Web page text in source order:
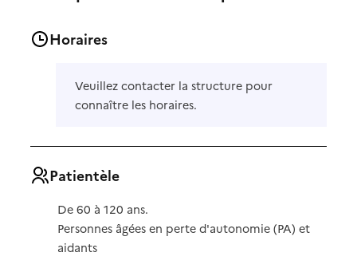
Horaires
Veuillez contacter la structure pour
connaître les horaires.
Patientèle
De 60 à 120 ans.
Personnes âgées en perte d'autonomie (PA) et
aidants